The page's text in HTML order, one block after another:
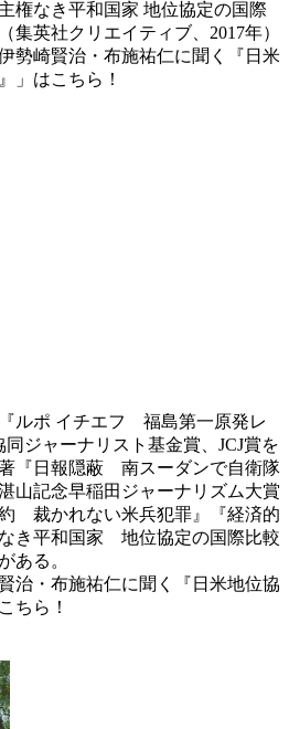
権なき平和国家 地位協定の国際
集英社クリエイティブ、2017年）
勢崎賢治・布施祐仁に聞く『日米
」はこちら！
ルポ イチエフ 福島第一原発レ
ジャーナリスト基金賞、JCJ賞を
『日報隠蔽 南スーダンで自衛隊
山記念早稲田ジャーナリズム大賞
裁かれない米兵犯罪』『経済的
き平和国家 地位協定の国際比較
ある。
治・布施祐仁に聞く『日米地位協
ちら！